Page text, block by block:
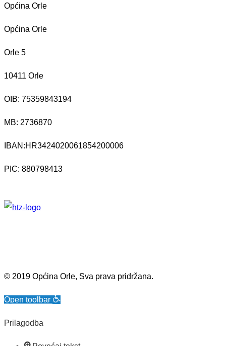
Općina Orle
Općina Orle
Orle 5
10411 Orle
OIB: 75359843194
MB: 2736870
IBAN:HR3424020061854200006
PIC: 880798413
© 2019 Općina Orle, Sva prava pridržana.
Open toolbar
Prilagodba